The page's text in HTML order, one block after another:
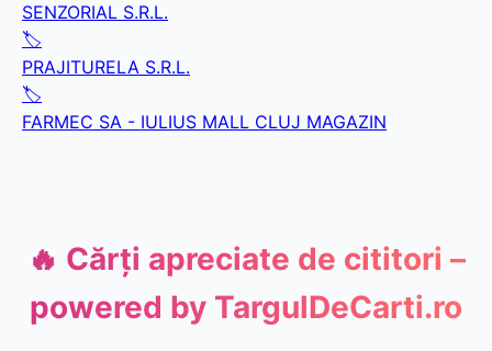
SENZORIAL S.R.L.
🏷️
PRAJITURELA S.R.L.
🏷️
FARMEC SA - IULIUS MALL CLUJ MAGAZIN
🔥 Cărți apreciate de cititori –
powered by TargulDeCarti.ro